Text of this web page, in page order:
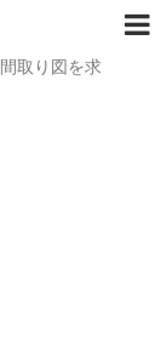
取り図を求